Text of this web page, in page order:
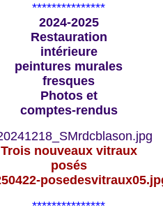
***************
2024-2025
Restauration
intérieure
peintures murales
fresques
Photos et
comptes-rendus
Trois nouveaux vitraux
posés
***************